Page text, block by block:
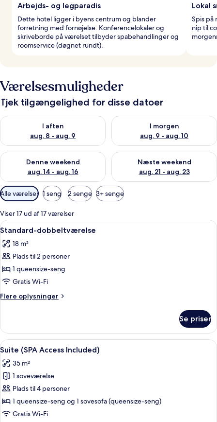
Arbejds- og legparadis
Dette hotel ligger i byens centrum og blander
forretning med fornøjelse. Konferencelokaler og
skriveborde på værelset tilbyder spabehandlinger og
roomservice (døgnet rundt).
Lokal
Spis på
nip til
Værelsesmuligheder
Tjek tilgængelighed for disse datoer
I aften
aug. 8 - aug. 9
Tjek tilgængelighed for i aften aug. 8 - aug. 9
I morgen
aug. 9 - aug. 10
Tjek tilgængelighed for i
Denne weekend
aug. 14 - aug. 16
Tjek tilgængelighed for denne weekend aug. 14 - aug. 16
Næste weekend
aug. 21 - aug. 23
Tjek tilgængelighed for næste
Tilgængelige
filtre
for
værelser
Alle værelser 1 seng 2 senge 3+ senge
Viser 17 ud af 17 værelser
Indlæs
alle
billeder
af
Standard-
dobbeltværelse
Et soveværelse med træloft, en
5
Standard-dobbeltværelse
18 m²
Plads til 2 personer
1 queensize-seng
Gratis Wi-Fi
Flere oplysninger
Flere
dobbeltværelse
Se priser
Indlæs
alle
billeder
af
Suite
(SPA
Access
Et moderne loftværelse med
8
Suite (SPA Access Included)
35 m²
1 soveværelse
Plads til 4 personer
1 queensize-seng og 1 sovesofa (queensize-seng)
Gratis Wi-Fi